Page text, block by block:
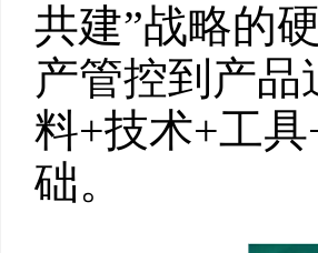
共建”战略的
产管控到产品
料+技术+工
础。